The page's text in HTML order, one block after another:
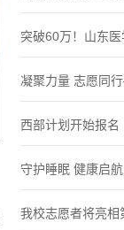
突破60万！山东
凝聚力量 志愿同
西部计划开始报名
守护睡眠 健康启航
我校志愿者将亮相